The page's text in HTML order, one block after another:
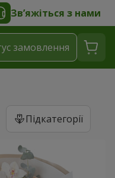
Зв’яжіться з нами
замовлення
Підкатегорії